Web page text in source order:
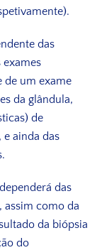
das
exames
de um exame
da glândula,
de
ainda das
das
assim como da
da biópsia
do